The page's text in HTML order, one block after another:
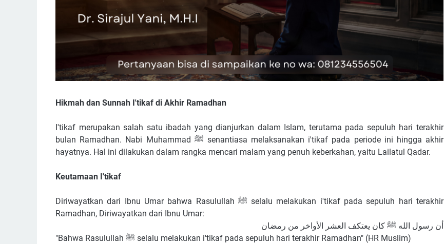
Hikmah dan Sunnah I'tikaf di Akhir Ramadhan
I'tikaf merupakan salah satu ibadah yang dianjurkan dalam Islam, terutama pada sepuluh hari terakhir
bulan Ramadhan. Nabi Muhammad ﷺ senantiasa melaksanakan i'tikaf pada periode ini hingga akhir
hayatnya. Hal ini dilakukan dalam rangka mencari malam yang penuh keberkahan, yaitu Lailatul Qadar.
Keutamaan I'tikaf
Diriwayatkan dari Ibnu Umar bahwa Rasulullah ﷺ selalu melakukan i'tikaf pada sepuluh hari terakhir
Ramadhan, Diriwayatkan dari Ibnu Umar:
أن رسول الله ﷺ كان يعتكف العشر الأواخر من رمضان
"Bahwa Rasulullah ﷺ selalu melakukan i'tikaf pada sepuluh hari terakhir Ramadhan" (HR Muslim)